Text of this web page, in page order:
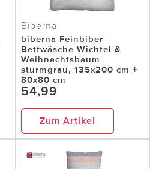
Biberna
biberna Feinbiber
Bettwäsche Wichtel &
Weihnachtsbaum
sturmgrau, 135x200 cm +
80x80 cm
54,99
Zum Artikel